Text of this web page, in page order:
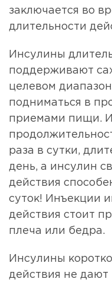
заключается во
длительности
Инсулины
поддерживают
целевом
подниматься в
приемами пищи.
раза в сутки,
день, а инсулин
действия
суток! Инъекции
действия стоит
плеча или бедра.
Инсулины
действия не дают